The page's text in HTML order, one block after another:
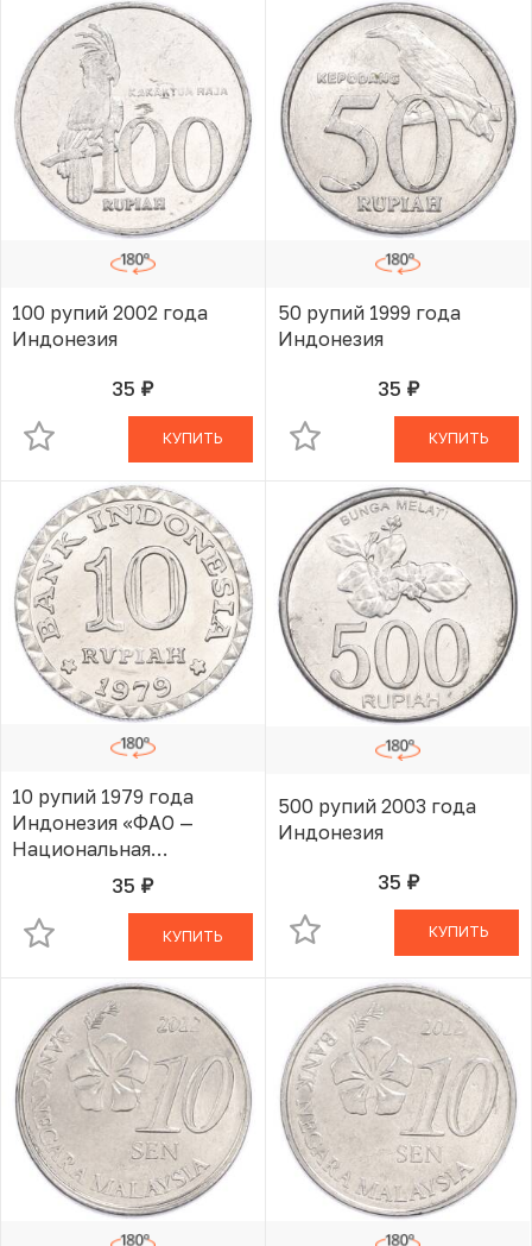
100 рупий 2002 года
Индонезия
35 руб.В КОРЗИНЕ
КУПИТЬ
50 рупий 1999 года
Индонезия
35 руб.В КОРЗИНЕ
КУПИТЬ
10 рупий 1979 года
Индонезия «ФАО —
Национальная
программа
энергосбережения»
35 руб.В КОРЗИНЕ
КУПИТЬ
500 рупий 2003 года
Индонезия
35 руб.В КОРЗИНЕ
КУПИТЬ